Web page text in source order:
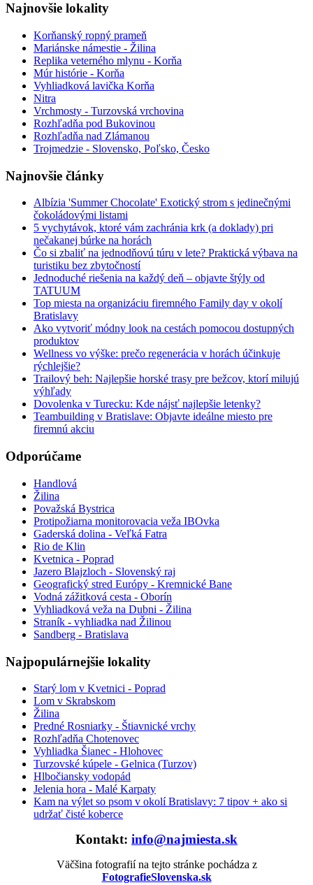
Najnovšie lokality
Korňanský ropný prameň
Mariánske námestie - Žilina
Replika veterného mlynu - Korňa
Múr histórie - Korňa
Vyhliadková lavička Korňa
Nitra
Vrchmosty - Turzovská vrchovina
Rozhľadňa pod Bukovinou
Rozhľadňa nad Zlámanou
Trojmedzie - Slovensko, Poľsko, Česko
Najnovšie články
Albízia 'Summer Chocolate' Exotický strom s jedinečnými
čokoládovými listami
5 vychytávok, ktoré vám zachránia krk (a doklady) pri
nečakanej búrke na horách
Čo si zbaliť na jednodňovú túru v lete? Praktická výbava na
turistiku bez zbytočností
Jednoduché riešenia na každý deň – objavte štýly od
TATUUM
Top miesta na organizáciu firemného Family day v okolí
Bratislavy
Ako vytvoriť módny look na cestách pomocou dostupných
produktov
Wellness vo výške: prečo regenerácia v horách účinkuje
rýchlejšie?
Trailový beh: Najlepšie horské trasy pre bežcov, ktorí milujú
výhľady
Dovolenka v Turecku: Kde nájsť najlepšie letenky?
Teambuilding v Bratislave: Objavte ideálne miesto pre
firemnú akciu
Odporúčame
Handlová
Žilina
Považská Bystrica
Protipožiarna monitorovacia veža IBOvka
Gaderská dolina - Veľká Fatra
Rio de Klin
Kvetnica - Poprad
Jazero Blajzloch - Slovenský raj
Geografický stred Európy - Kremnické Bane
Vodná zážitková cesta - Oborín
Vyhliadková veža na Dubni - Žilina
Straník - vyhliadka nad Žilinou
Sandberg - Bratislava
Najpopulárnejšie lokality
Starý lom v Kvetnici - Poprad
Lom v Skrabskom
Žilina
Predné Rosniarky - Štiavnické vrchy
Rozhľadňa Chotenovec
Vyhliadka Šianec - Hlohovec
Turzovské kúpele - Gelnica (Turzov)
Hlbočiansky vodopád
Jelenia hora - Malé Karpaty
Kam na výlet so psom v okolí Bratislavy: 7 tipov + ako si
udržať čisté koberce
Kontakt: info@najmiesta.sk
Väčšina fotografií na tejto stránke pochádza z
FotografieSlovenska.sk